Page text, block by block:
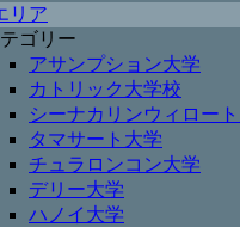
リア
ゴリー
アサンプション大学
カトリック大学校
シーナカリンウィロー
タマサート大学
チュラロンコン大学
デリー大学
ハノイ大学